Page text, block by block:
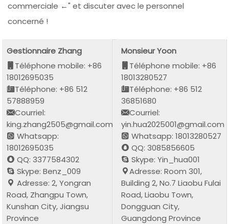
commerciale ←" et discuter avec le personnel
concerné !
Gestionnaire Zhang
Téléphone mobile: +86
18012695035
Téléphone: +86 512
57888959
Courriel:
king.zhang2505@gmail.com
Whatsapp:
18012695035
QQ: 3377584302
Skype: Benz_009
Adresse: 2, Yongran
Road, Zhangpu Town,
Kunshan City, Jiangsu
Province
Monsieur Yoon
Téléphone mobile: +86
18013280527
Téléphone: +86 512
36851680
Courriel:
yin.hua2025001@gmail.com
Whatsapp: 18013280527
QQ: 3085856605
Skype: Yin_hua001
Adresse: Room 301,
Building 2, No.7 Liaobu Fulai
Road, Liaobu Town,
Dongguan City,
Guangdong Province